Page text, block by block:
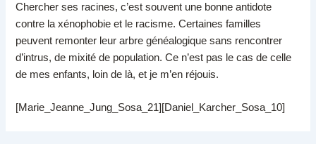
Chercher ses racines, c’est souvent une bonne antidote
contre la xénophobie et le racisme. Certaines familles
peuvent remonter leur arbre généalogique sans rencontrer
d’intrus, de mixité de population. Ce n’est pas le cas de celle
de mes enfants, loin de là, et je m’en réjouis.
[Marie_Jeanne_Jung_Sosa_21][Daniel_Karcher_Sosa_10]